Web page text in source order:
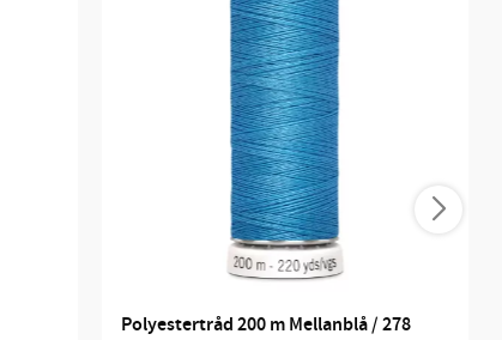
Polyestertråd 200 m Mellanblå / 278